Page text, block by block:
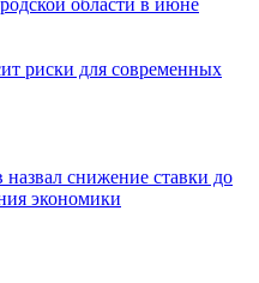
риски для современных
снижение ставки до
экономики